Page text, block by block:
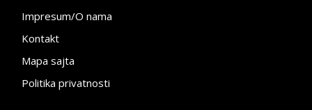
Impresum/O nama
Kontakt
Mapa sajta
Politika privatnosti